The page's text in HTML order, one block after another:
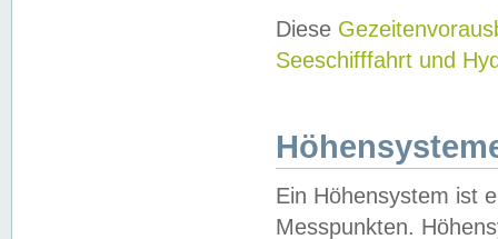
Diese
Seeschifffahrt und
Ein Höhensystem ist
Messpunkten.